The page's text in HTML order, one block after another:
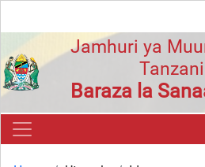
Jamhuri ya
Baraza la